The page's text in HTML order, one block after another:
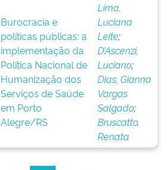
Burocracia e
políticas públicas: a
implementação da
Política Nacional de
Humanização dos
Serviços de Saúde
em Porto
Alegre/RS
Lima,
Luciana
Leite;
D’Ascenzi,
Luciano;
Dias, Gianna
Vargas
Salgado;
Bruscatto,
Renata